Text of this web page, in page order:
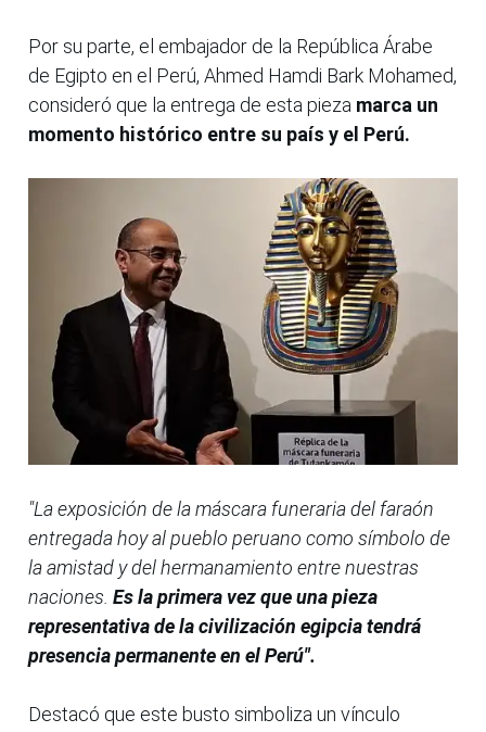
Por su parte, el embajador de la República Árabe
de Egipto en el Perú, Ahmed Hamdi Bark Mohamed,
consideró que la entrega de esta pieza marca un
momento histórico entre su país y el Perú.
"La exposición de la máscara funeraria del faraón
entregada hoy al pueblo peruano como símbolo de
la amistad y del hermanamiento entre nuestras
naciones. Es la primera vez que una pieza
representativa de la civilización egipcia tendrá
presencia permanente en el Perú".
Destacó que este busto simboliza un vínculo